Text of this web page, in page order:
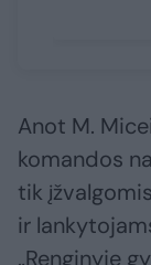
Anot M.
komandos
tik
ir
„Renginyje